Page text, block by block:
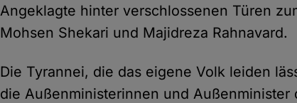
Angeklagte hinter verschlossenen Türen
Mohsen Shekari und Majidreza Rahnavard.
Die Tyrannei, die das eigene Volk leiden
die Außenministerinnen und